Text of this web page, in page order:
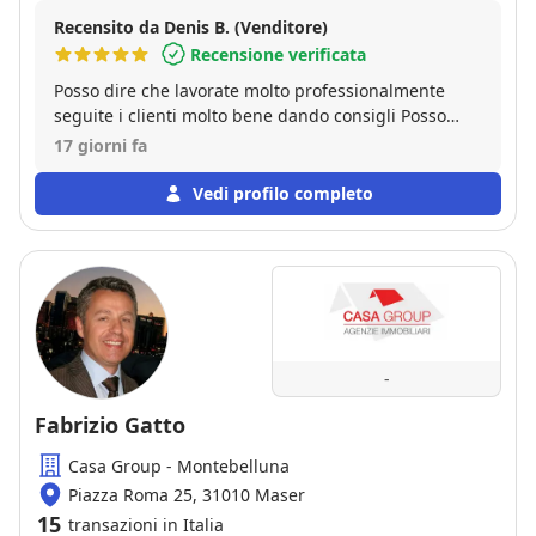
Recensito da Denis B. (Venditore)
Recensione verificata
Posso dire che lavorate molto professionalmente
seguite i clienti molto bene dando consigli Posso
17 giorni fa
Vedi profilo completo
-
Fabrizio Gatto
Casa Group - Montebelluna
Piazza Roma 25, 31010 Maser
15 transazioni in Italia